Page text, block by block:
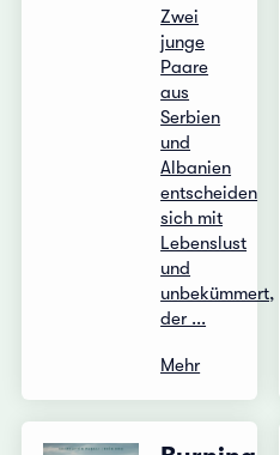
Zwei
junge
Paare
aus
Serbien
und
Albanien
entscheiden
sich mit
Lebenslust
und
unbekümmert,
der ...
Mehr